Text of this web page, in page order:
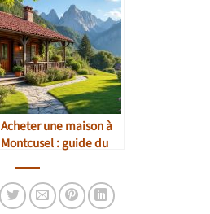
Acheter une maison à
Montcusel : guide du